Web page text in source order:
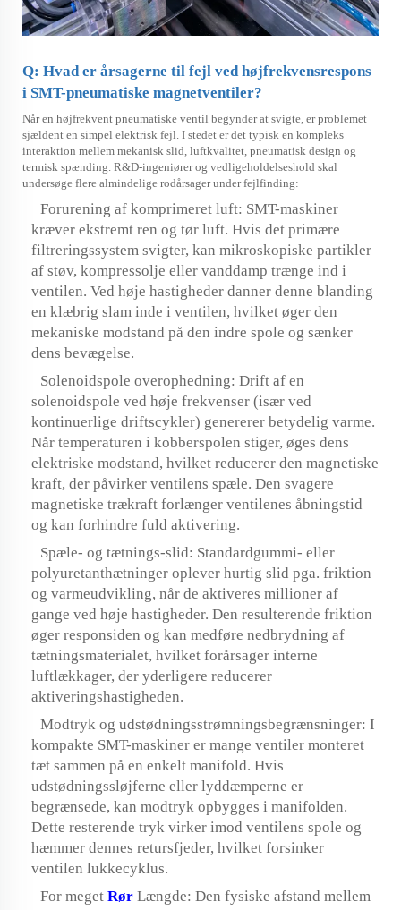
Q: Hvad er årsagerne til fejl ved højfrekvensrespons
i SMT-pneumatiske magnetventiler?
Når en højfrekvent pneumatiske ventil begynder at svigte, er problemet
sjældent en simpel elektrisk fejl. I stedet er det typisk en kompleks
interaktion mellem mekanisk slid, luftkvalitet, pneumatisk design og
termisk spænding. R&D-ingeniører og vedligeholdelseshold skal
undersøge flere almindelige rodårsager under fejlfinding:
Forurening af komprimeret luft: SMT-maskiner
kræver ekstremt ren og tør luft. Hvis det primære
filtreringssystem svigter, kan mikroskopiske partikler
af støv, kompressolje eller vanddamp trænge ind i
ventilen. Ved høje hastigheder danner denne blanding
en klæbrig slam inde i ventilen, hvilket øger den
mekaniske modstand på den indre spole og sænker
dens bevægelse.
Solenoidspole overophedning: Drift af en
solenoidspole ved høje frekvenser (især ved
kontinuerlige driftscykler) genererer betydelig varme.
Når temperaturen i kobberspolen stiger, øges dens
elektriske modstand, hvilket reducerer den magnetiske
kraft, der påvirker ventilens spæle. Den svagere
magnetiske trækraft forlænger ventilenes åbningstid
og kan forhindre fuld aktivering.
Spæle- og tætnings-slid: Standardgummi- eller
polyuretanthætninger oplever hurtig slid pga. friktion
og varmeudvikling, når de aktiveres millioner af
gange ved høje hastigheder. Den resulterende friktion
øger responsiden og kan medføre nedbrydning af
tætningsmaterialet, hvilket forårsager interne
luftlækkager, der yderligere reducerer
aktiveringshastigheden.
Modtryk og udstødningsstrømningsbegrænsninger: I
kompakte SMT-maskiner er mange ventiler monteret
tæt sammen på en enkelt manifold. Hvis
udstødningssløjferne eller lyddæmperne er
begrænsede, kan modtryk opbygges i manifolden.
Dette resterende tryk virker imod ventilens spole og
hæmmer dennes retursfjeder, hvilket forsinker
ventilen lukkecyklus.
For meget Rør Længde: Den fysiske afstand mellem